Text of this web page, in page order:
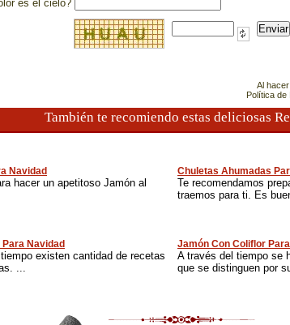
es el cielo?
Al
Política de
También te recomiendo estas deliciosas
Navidad
hacer un apetitoso Jamón al
Chuletas Ahumadas
Te recomendamos
traemos para ti. Es
Navidad
existen cantidad de recetas
...
Jamón Con Coliflor
A través del tiempo se
que se distinguen por